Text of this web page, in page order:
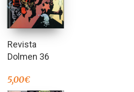
Revista
Dolmen 36
5,00€